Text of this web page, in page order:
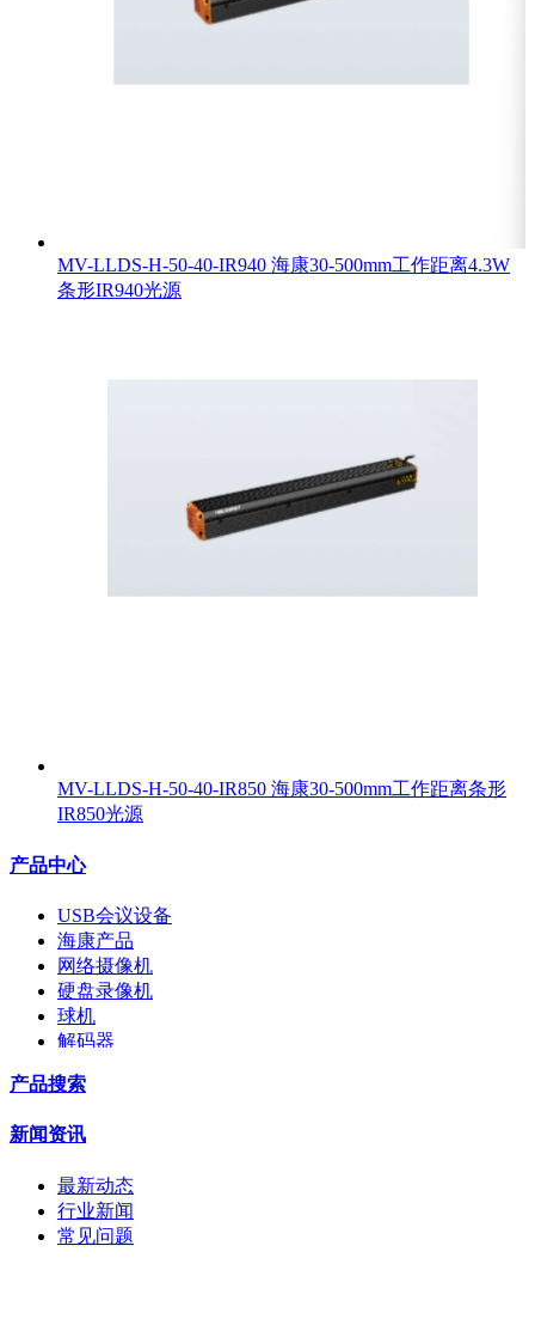
MV-LLDS-H-50-40-IR940 海康30-500mm工作距离4.3W
条形IR940光源
MV-LLDS-H-50-40-IR850 海康30-500mm工作距离条形
IR850光源
产品中心
USB会议设备
海康产品
网络摄像机
硬盘录像机
球机
解码器
配件
拼接屏
安检门
工程宝
海康机器人
产品搜索
新闻资讯
最新动态
行业新闻
常见问题